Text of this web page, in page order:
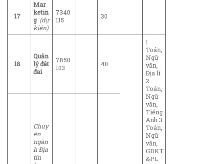
17
Mar
ketin
g (dự
kiến)
7340
115
30
18
Quản
lý đất
đai
7850
103
40
1.
Toán,
Ngữ
văn,
Địa lí
2.
Toán,
Ngữ
văn,
Tiếng
Anh 3.
Toán,
Ngữ
văn,
GDKT
&PL
Chuy
ên
ngàn
h Địa
tin